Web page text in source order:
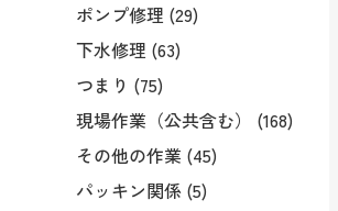
ポンプ修理 (29)
下水修理 (63)
つまり (75)
現場作業（公共含む） (168)
その他の作業 (45)
パッキン関係 (5)